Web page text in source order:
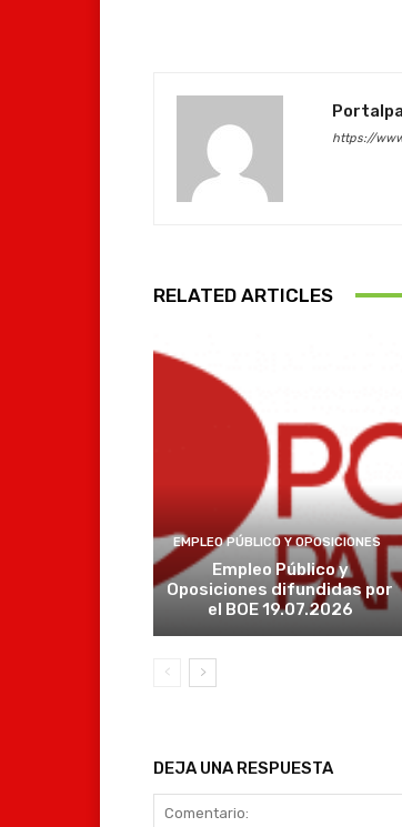
https://
RELATED ARTICLES
EMPLEO PÚBLICO Y OPOSICIONES
Empleo Público y
Oposiciones difundidas por
el BOE 19.07.2026
DEJA UNA RESPUESTA